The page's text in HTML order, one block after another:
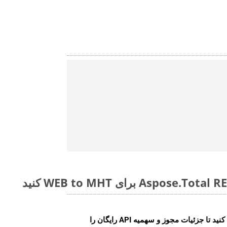
ایجاد کنید تا جزئیات مجوز و سهمیه API رایگان را